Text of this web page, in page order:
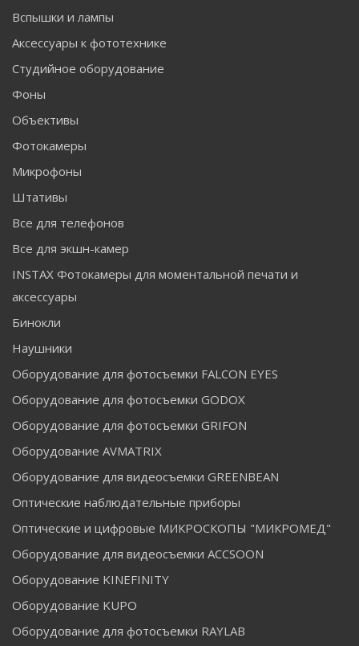
Вспышки и лампы
Аксессуары к фототехнике
Студийное оборудование
Фоны
Объективы
Фотокамеры
Микрофоны
Штативы
Все для телефонов
Все для экшн-камер
INSTAX Фотокамеры для моментальной печати и
аксессуары
Бинокли
Наушники
Оборудование для фотосъемки FALCON EYES
Оборудование для фотосъемки GODOX
Оборудование для фотосъемки GRIFON
Оборудование AVMATRIX
Оборудование для видеосъемки GREENBEAN
Оптические наблюдательные приборы
Оптические и цифровые МИКРОСКОПЫ "МИКРОМЕД"
Оборудование для видеосъемки ACCSOON
Оборудование KINEFINITY
Оборудование KUPO
Оборудование для фотосъемки RAYLAB